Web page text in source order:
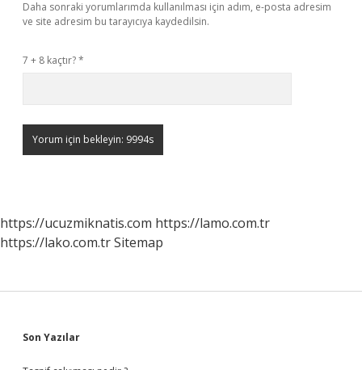
Daha sonraki yorumlarımda kullanılması için adım, e-posta adresim
ve site adresim bu tarayıcıya kaydedilsin.
7 + 8 kaçtır?*
https://ucuzmiknatis.com https://lamo.com.tr
https://lako.com.trSitemap
Sidebar
Son Yazılar